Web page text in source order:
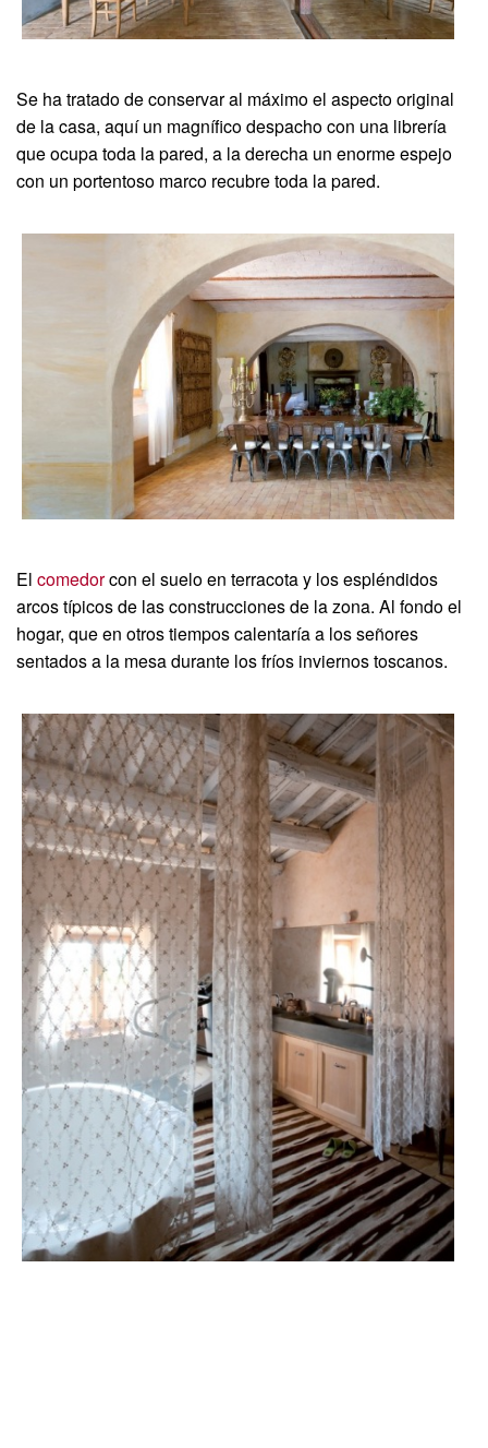
Se ha tratado de conservar al máximo el aspecto original
de la casa, aquí un magnífico despacho con una librería
que ocupa toda la pared, a la derecha un enorme espejo
con un portentoso marco recubre toda la pared.
El comedorcon el suelo en terracota y los espléndidos
arcos típicos de las construcciones de la zona. Al fondo el
hogar, que en otros tiempos calentaría a los señores
sentados a la mesa durante los fríos inviernos toscanos.